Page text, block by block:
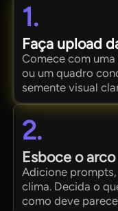
1.
Faça upload
Comece com
ou um quadro
semente visual
2.
Esboce o arco
Adicione
clima. Decida o
como deve